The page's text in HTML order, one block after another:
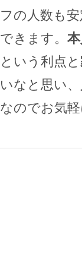
フの人数も
できます。
という利点と
いなと思い
なのでお気